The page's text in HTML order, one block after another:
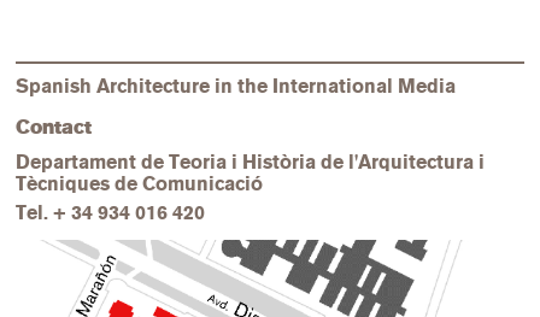
Spanish Architecture in the International Media
Contact
Departament de Teoria i Història de l'Arquitectura i
Tècniques de Comunicació
Tel. + 34 934 016 420